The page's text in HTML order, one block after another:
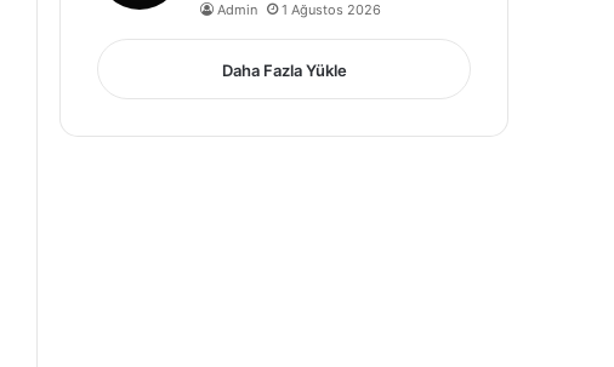
Admin 1 Ağustos 2026
Daha Fazla Yükle